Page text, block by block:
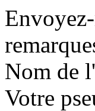
Nom de
Votre